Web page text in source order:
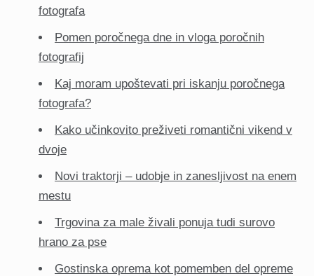
fotografa
Pomen poročnega dne in vloga poročnih
fotografij
Kaj moram upoštevati pri iskanju poročnega
fotografa?
Kako učinkovito preživeti romantični vikend v
dvoje
Novi traktorji – udobje in zanesljivost na enem
mestu
Trgovina za male živali ponuja tudi surovo
hrano za pse
Gostinska oprema kot pomemben del opreme